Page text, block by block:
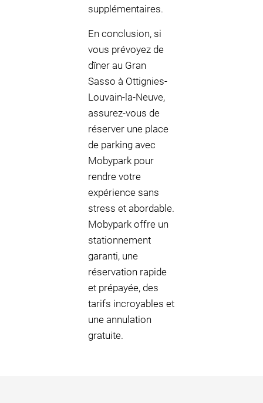
supplémentaires.
En conclusion, si
vous prévoyez de
dîner au Gran
Sasso à Ottignies-
Louvain-la-Neuve,
assurez-vous de
réserver une place
de parking avec
Mobypark pour
rendre votre
expérience sans
stress et abordable.
Mobypark offre un
stationnement
garanti, une
réservation rapide
et prépayée, des
tarifs incroyables et
une annulation
gratuite.